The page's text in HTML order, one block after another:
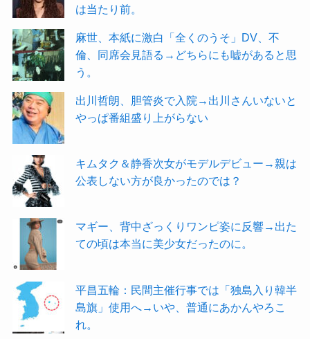
は当たり前。
麻世、本紙に激白「全くのうそ」DV、不
倫、同席会見語る→どちらにも嘘があると思
う。
出川哲朗、胆管炎で入院→出川さんいないと
やっぱ番組盛り上がらない
キムタク＆静香次女がモデルデビュー→親は
公表しない方が良かったのでは？
マギー、背中ざっくりワンピ姿に反響→出た
ての頃は本当に美少女だったのに。
平昌五輪：民間主催行事では「独島入り韓半
島旗」使用へ→いや、普通にあかんやろこ
れ。